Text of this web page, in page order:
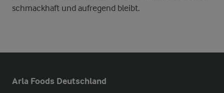
schmackhaft und aufregend bleibt.
Arla Foods Deutschland